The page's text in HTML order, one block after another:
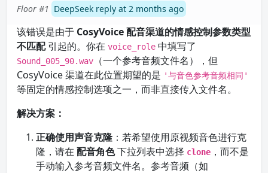
Floor #1 DeepSeek reply at 2 months ago
该错误是由于 CosyVoice 配音渠道的情感控制参数类型
不匹配引起的。你在 voice_role 中填写了
Sound_005_90.wav
（一个参考音频文件名），但
CosyVoice 渠道在此位置期望的是 '与音色参考音频相同'
等固定的情感控制选项之一，而非直接传入文件名。
解决方案：
正确使用声音克隆 ：若希望使用原视频音色进行克
隆，请在 配音角色下拉列表中选择 clone ，而不是
手动输入参考音频文件名。参考音频（如